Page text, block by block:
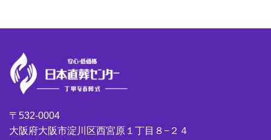
〒532-0004
大阪府大阪市淀川区西宮原１丁目８−２４